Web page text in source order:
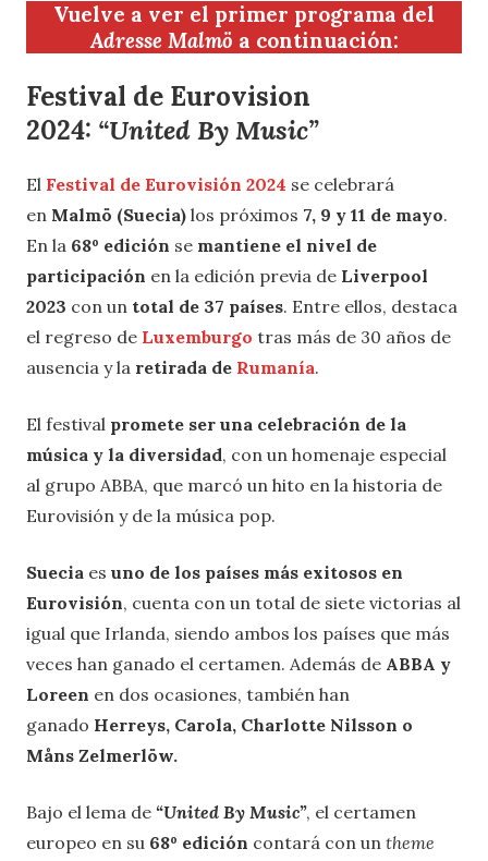
Vuelve a ver el primer programa del
Adresse Malmö a continuación:
Festival de Eurovision
2024: “United By Music”
El Festival de Eurovisión 2024 se celebrará
en Malmö (Suecia) los próximos 7, 9 y 11 de mayo.
En la 68º edición se mantiene el nivel de
participación en la edición previa de Liverpool
2023 con un total de 37 países. Entre ellos, destaca
el regreso de Luxemburgo tras más de 30 años de
ausencia y la retirada de Rumanía.
El festival promete ser una celebración de la
música y la diversidad, con un homenaje especial
al grupo ABBA, que marcó un hito en la historia de
Eurovisión y de la música pop.
Suecia es uno de los países más exitosos en
Eurovisión, cuenta con un total de siete victorias al
igual que Irlanda, siendo ambos los países que más
veces han ganado el certamen. Además de ABBA y
Loreen en dos ocasiones, también han
ganado Herreys, Carola, Charlotte Nilsson o
Måns Zelmerlöw.
Bajo el lema de “United By Music”, el certamen
europeo en su 68º edición contará con un theme